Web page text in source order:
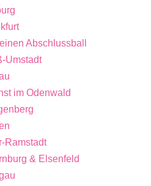
Abschlussball
Umstadt
im Odenwald
Ramstadt
& Elsenfeld